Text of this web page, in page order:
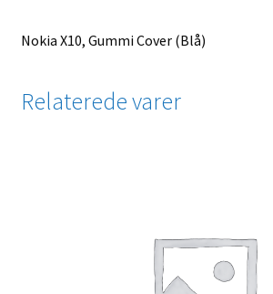
Nokia X10, Gummi Cover (Blå)
Relaterede varer